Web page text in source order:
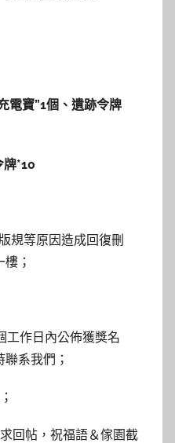
電寶”1個、遺跡令牌
牌*10
規等原因造成回復刪
；
工作日內公佈獲獎名
系我們；
回帖，祝福語＆傢園截